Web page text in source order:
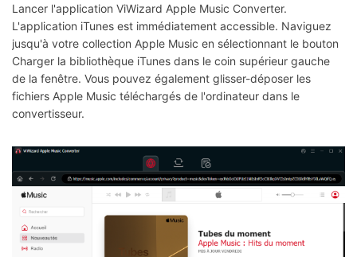
Lancer l'application ViWizard Apple Music Converter.
L'application iTunes est immédiatement accessible. Naviguez
jusqu'à votre collection Apple Music en sélectionnant le bouton
Charger la bibliothèque iTunes dans le coin supérieur gauche
de la fenêtre. Vous pouvez également glisser-déposer les
fichiers Apple Music téléchargés de l'ordinateur dans le
convertisseur.